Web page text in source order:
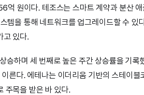
억 원이다. 테조스는 스마트 계약과 분산
템을 통해 네트워크를 업그레이드할 수 있
고 있다.
승하며 세 번째로 높은 주간 상승률을 기
른다. 에테나는 이더리움 기반의 스테이블
주목을 받은 바 있다.